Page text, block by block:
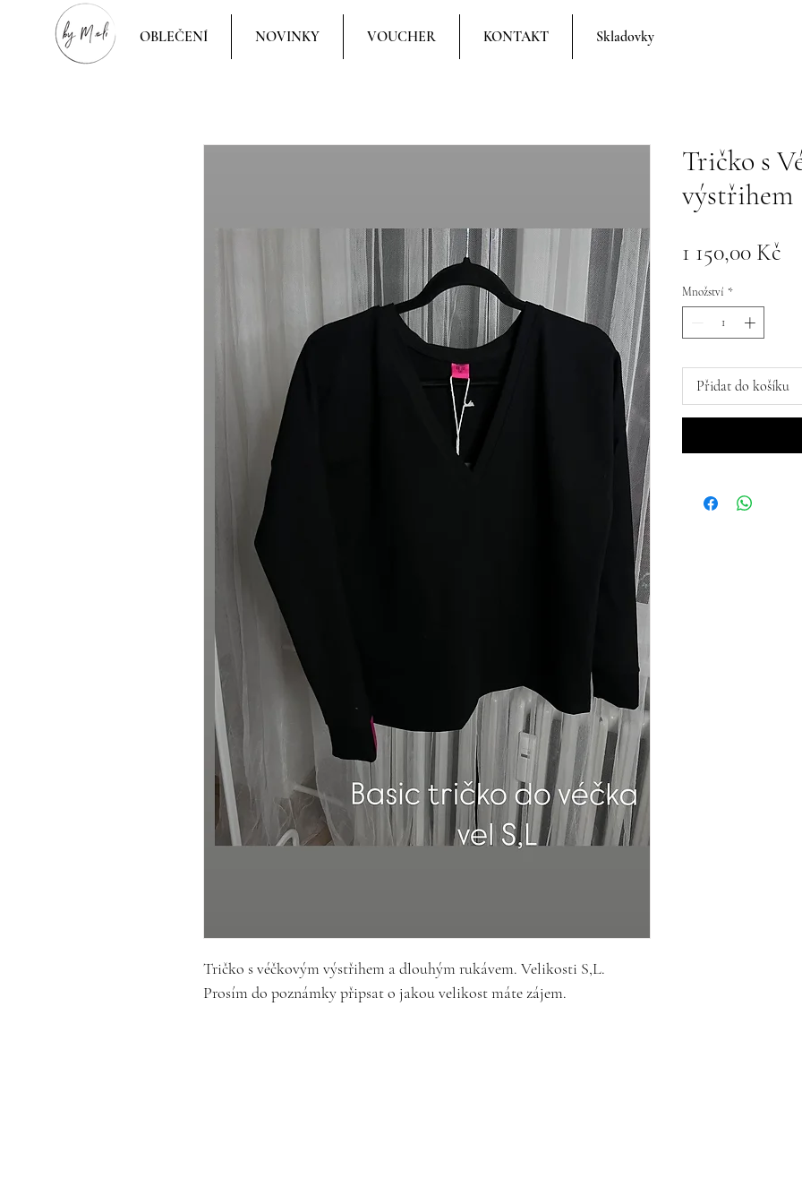
OBLEČENÍ NOVINKY VOUCHER KONTAKT Skladovky
Tričko s véčkovým výstřihem a dlouhým rukávem. Velikosti S,L.
Prosím do poznámky připsat o jakou velikost máte zájem.
Tričko s
výstřihem
1 150,00 Kč
Množství *
Přidat do košíku